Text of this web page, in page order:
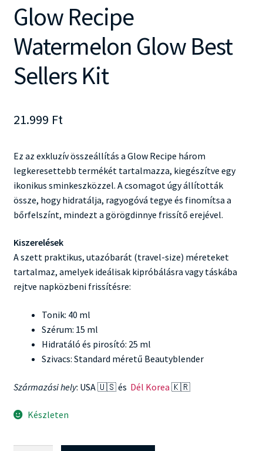
Glow Recipe
Watermelon Glow Best
Sellers Kit
21.999 Ft
Ez az exkluzív összeállítás a Glow Recipe három
legkeresettebb termékét tartalmazza, kiegészítve egy
ikonikus sminkeszközzel. A csomagot úgy állították
össze, hogy hidratálja, ragyogóvá tegye és finomítsa a
bőrfelszínt, mindezt a görögdinnye frissítő erejével.
Kiszerelések
A szett praktikus, utazóbarát (travel-size) méreteket
tartalmaz, amelyek ideálisak kipróbálásra vagy táskába
rejtve napközbeni frissítésre:
Tonik: 40 ml
Szérum: 15 ml
Hidratáló és pirosító: 25 ml
Szivacs: Standard méretű Beautyblender
Származási hely: USA 🇺🇸 és Dél Korea 🇰🇷
Készleten